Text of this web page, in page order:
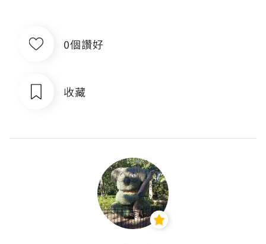
0個讚好
收藏